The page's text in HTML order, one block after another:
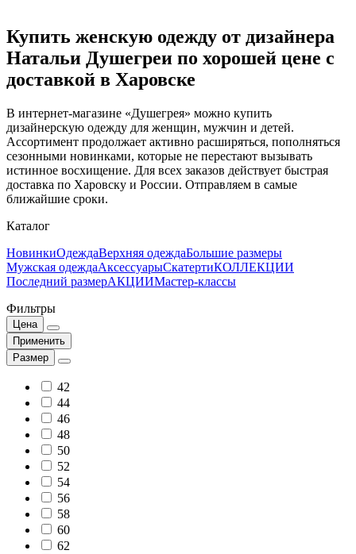
Купить женскую одежду от дизайнера
Натальи Душегреи по хорошей цене с
доставкой в Харовске
В интернет-магазине «Душегрея» можно купить
дизайнерскую одежду для женщин, мужчин и детей.
Ассортимент продолжает активно расширяться, пополняться
сезонными новинками, которые не перестают вызывать
истинное восхищение. Для всех заказов действует быстрая
доставка по Харовску и России. Отправляем в самые
ближайшие сроки.
Каталог
НовинкиОдеждаВерхняя одеждаБольшие размеры
Мужская одеждаАксессуарыСкатертиКОЛЛЕКЦИИ
Последний размерАКЦИИМастер-классы
Фильтры
Цена
Применить
Размер
42
44
46
48
50
52
54
56
58
60
62